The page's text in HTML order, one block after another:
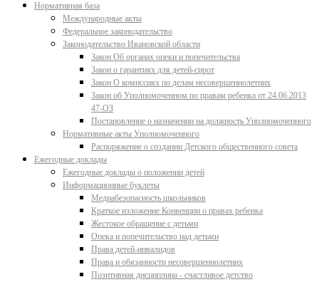
Нормативная база
Международные акты
Федеральное законодательство
Законодательство Ивановской области
Закон Об органах опеки и попечительства
Закон о гарантиях для детей-сирот
Закон О комиссиях по делам несовершеннолетних
Закон об Уполномоченном по правам ребенка от 24.06.2013
47-ОЗ
Постановление о назначении на должность Уполномоченного
Нормативные акты Уполномоченного
Распоряжение о создании Детского общественного совета
Ежегодные доклады
Ежегодные доклады о положении детей
Информационные буклеты
Медиабезопасность школьников
Краткое изложение Конвенции о правах ребенка
Жестокое обращение с детьми
Опека и попечительство над детьми
Права детей-инвалидов
Права и обязанности несовершеннолетних
Позитивная дисциплина - счастливое детство